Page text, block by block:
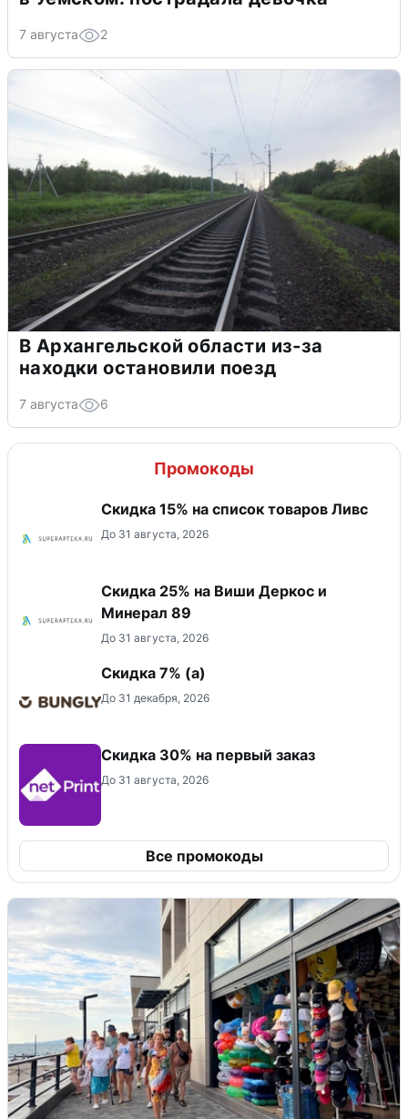
7 августа 2
В Архангельской области из-за
находки остановили поезд
7 августа 6
Промокоды
Скидка 15% на список товаров Ливс
До 31 августа, 2026
Скидка 25% на Виши Деркос и
Минерал 89
До 31 августа, 2026
Скидка ​7% (а)
До 31 декабря, 2026
Скидка 30% на первый заказ
До 31 августа, 2026
Все промокоды